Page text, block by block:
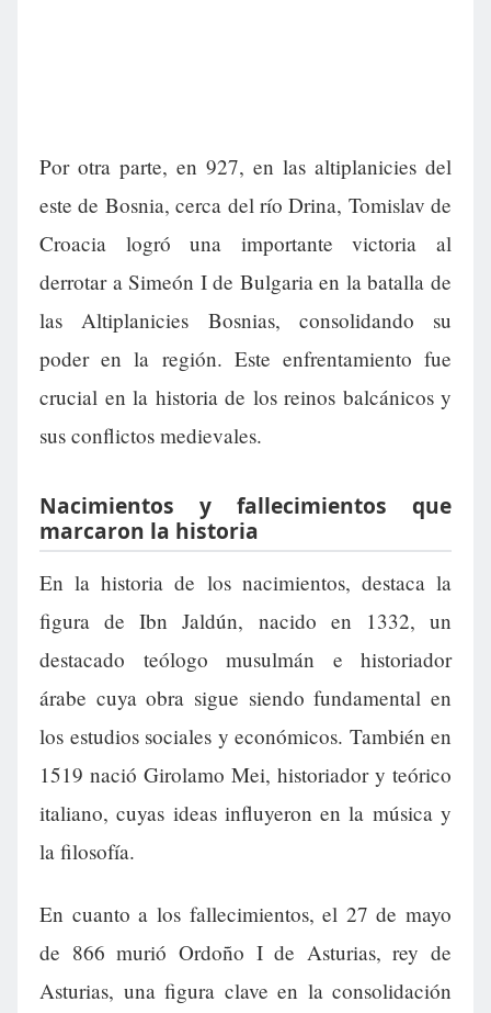
Por otra parte, en 927, en las altiplanicies del
este de Bosnia, cerca del río Drina, Tomislav de
Croacia logró una importante victoria al
derrotar a Simeón I de Bulgaria en la batalla de
las Altiplanicies Bosnias, consolidando su
poder en la región. Este enfrentamiento fue
crucial en la historia de los reinos balcánicos y
sus conflictos medievales.
Nacimientos y fallecimientos que
marcaron la historia
En la historia de los nacimientos, destaca la
figura de Ibn Jaldún, nacido en 1332, un
destacado teólogo musulmán e historiador
árabe cuya obra sigue siendo fundamental en
los estudios sociales y económicos. También en
1519 nació Girolamo Mei, historiador y teórico
italiano, cuyas ideas influyeron en la música y
la filosofía.
En cuanto a los fallecimientos, el 27 de mayo
de 866 murió Ordoño I de Asturias, rey de
Asturias, una figura clave en la consolidación